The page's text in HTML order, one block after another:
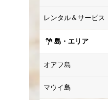
レンタル＆サービス
島・エリア
オアフ島
マウイ島